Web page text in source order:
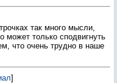
так много мысли,
может только сподвигнуть
что очень трудно в наше
]